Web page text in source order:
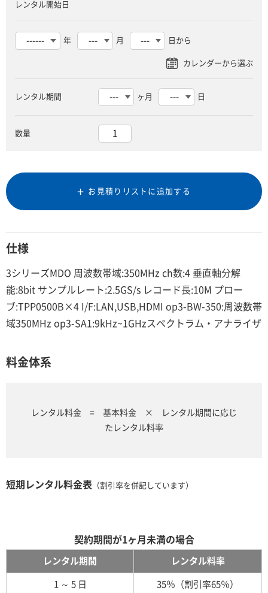
レンタル開始日
年 月 日から
レンタル期間 ヶ月 日
数量
お見積りリストに追加する
仕様
3シリーズMDO 周波数帯域:350MHz ch数:4 垂直軸分解
能:8bit サンプルレート:2.5GS/s レコード長:10M プロー
ブ:TPP0500B×4 I/F:LAN,USB,HDMI op3-BW-350:周波数帯
域350MHz op3-SA1:9kHz~1GHzスペクトラム・アナライザ
料金体系
レンタル料金 = 基本料金 × レンタル期間に応じ
たレンタル料率
短期レンタル料金表 （割引率を併記しています）
契約期間が1ヶ月未満の場合
レンタル期間 レンタル料率
1 ～ 5 日 35％（割引率65％）